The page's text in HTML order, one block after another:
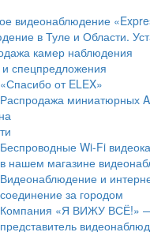
видеонаблюдение
в Туле и Области.
камер наблюдения
спецпредложения
«Спасибо от ELEX»
Распродажа миниатюрных
Беспроводные Wi-Fi
в нашем магазине
Видеонаблюдение и
соединение за городом
Компания «Я ВИЖУ ВСЁ!»
представитель